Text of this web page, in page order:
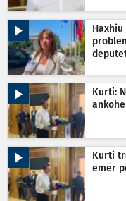
Kurti:
Kurti
emër